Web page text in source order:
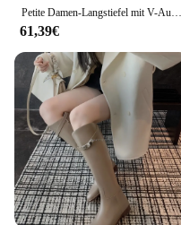
Petite Damen-Langstiefel mit V-Ausschnitt, mittelhoher Absatz, Elastizität, knielang, Reitstiefel, neuer Stil, Latex-Einlegesohle, Gummi-Obermaterial
61,39€